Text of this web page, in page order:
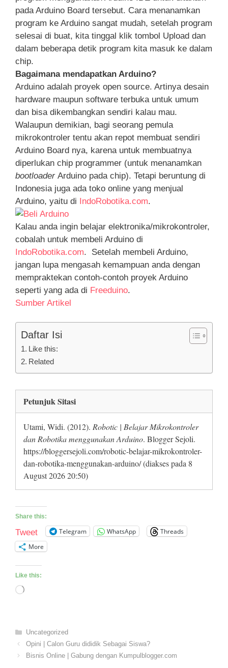
pada Arduino Board tersebut. Cara menanamkan
program ke Arduino sangat mudah, setelah program
selesai di buat, kita tinggal klik tombol Upload dan
dalam beberapa detik program kita masuk ke dalam
chip.
Bagaimana mendapatkan Arduino?
Arduino adalah proyek open source. Artinya desain
hardware maupun software terbuka untuk umum
dan bisa dikembangkan sendiri kalau mau.
Walaupun demikian, bagi seorang pemula
mikrokontroler tentu akan repot membuat sendiri
Arduino Board nya, karena untuk membuatnya
diperlukan chip programmer (untuk menanamkan
bootloader Arduino pada chip). Tetapi beruntung di
Indonesia juga ada toko online yang menjual
Arduino, yaitu di IndoRobotika.com.
Kalau anda ingin belajar elektronika/mikrokontroler,
cobalah untuk membeli Arduino di
IndoRobotika.com. Setelah membeli Arduino,
jangan lupa mengasah kemampuan anda dengan
mempraktekan contoh-contoh proyek Arduino
seperti yang ada di Freeduino.
Sumber Artikel
Daftar Isi
Like this:
Related
Petunjuk Sitasi
Utami, Widi. (2012). Robotic | Belajar Mikrokontroler
dan Robotika menggunakan Arduino. Blogger Sejoli.
https://bloggersejoli.com/robotic-belajar-mikrokontroler-
dan-robotika-menggunakan-arduino/ (diakses pada 8
August 2026 20:50)
Share this:
Tweet Telegram WhatsApp
Threads
More
Like this:
Loading…
Categories
Uncategorized
Opini | Calon Guru dididik Sebagai Siswa?
Bisnis Online | Gabung dengan Kumpulblogger.com